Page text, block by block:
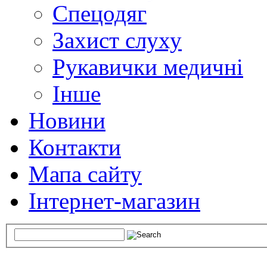
Спецодяг
Захист слуху
Рукавички медичні
Інше
Новини
Контакти
Мапа сайту
Інтернет-магазин